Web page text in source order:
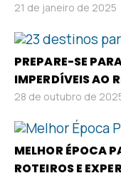
21 de janeiro de 2025
PREPARE-SE
IMPERDÍVEIS AO
28 de outubro de
MELHOR ÉPOCA
ROTEIROS E